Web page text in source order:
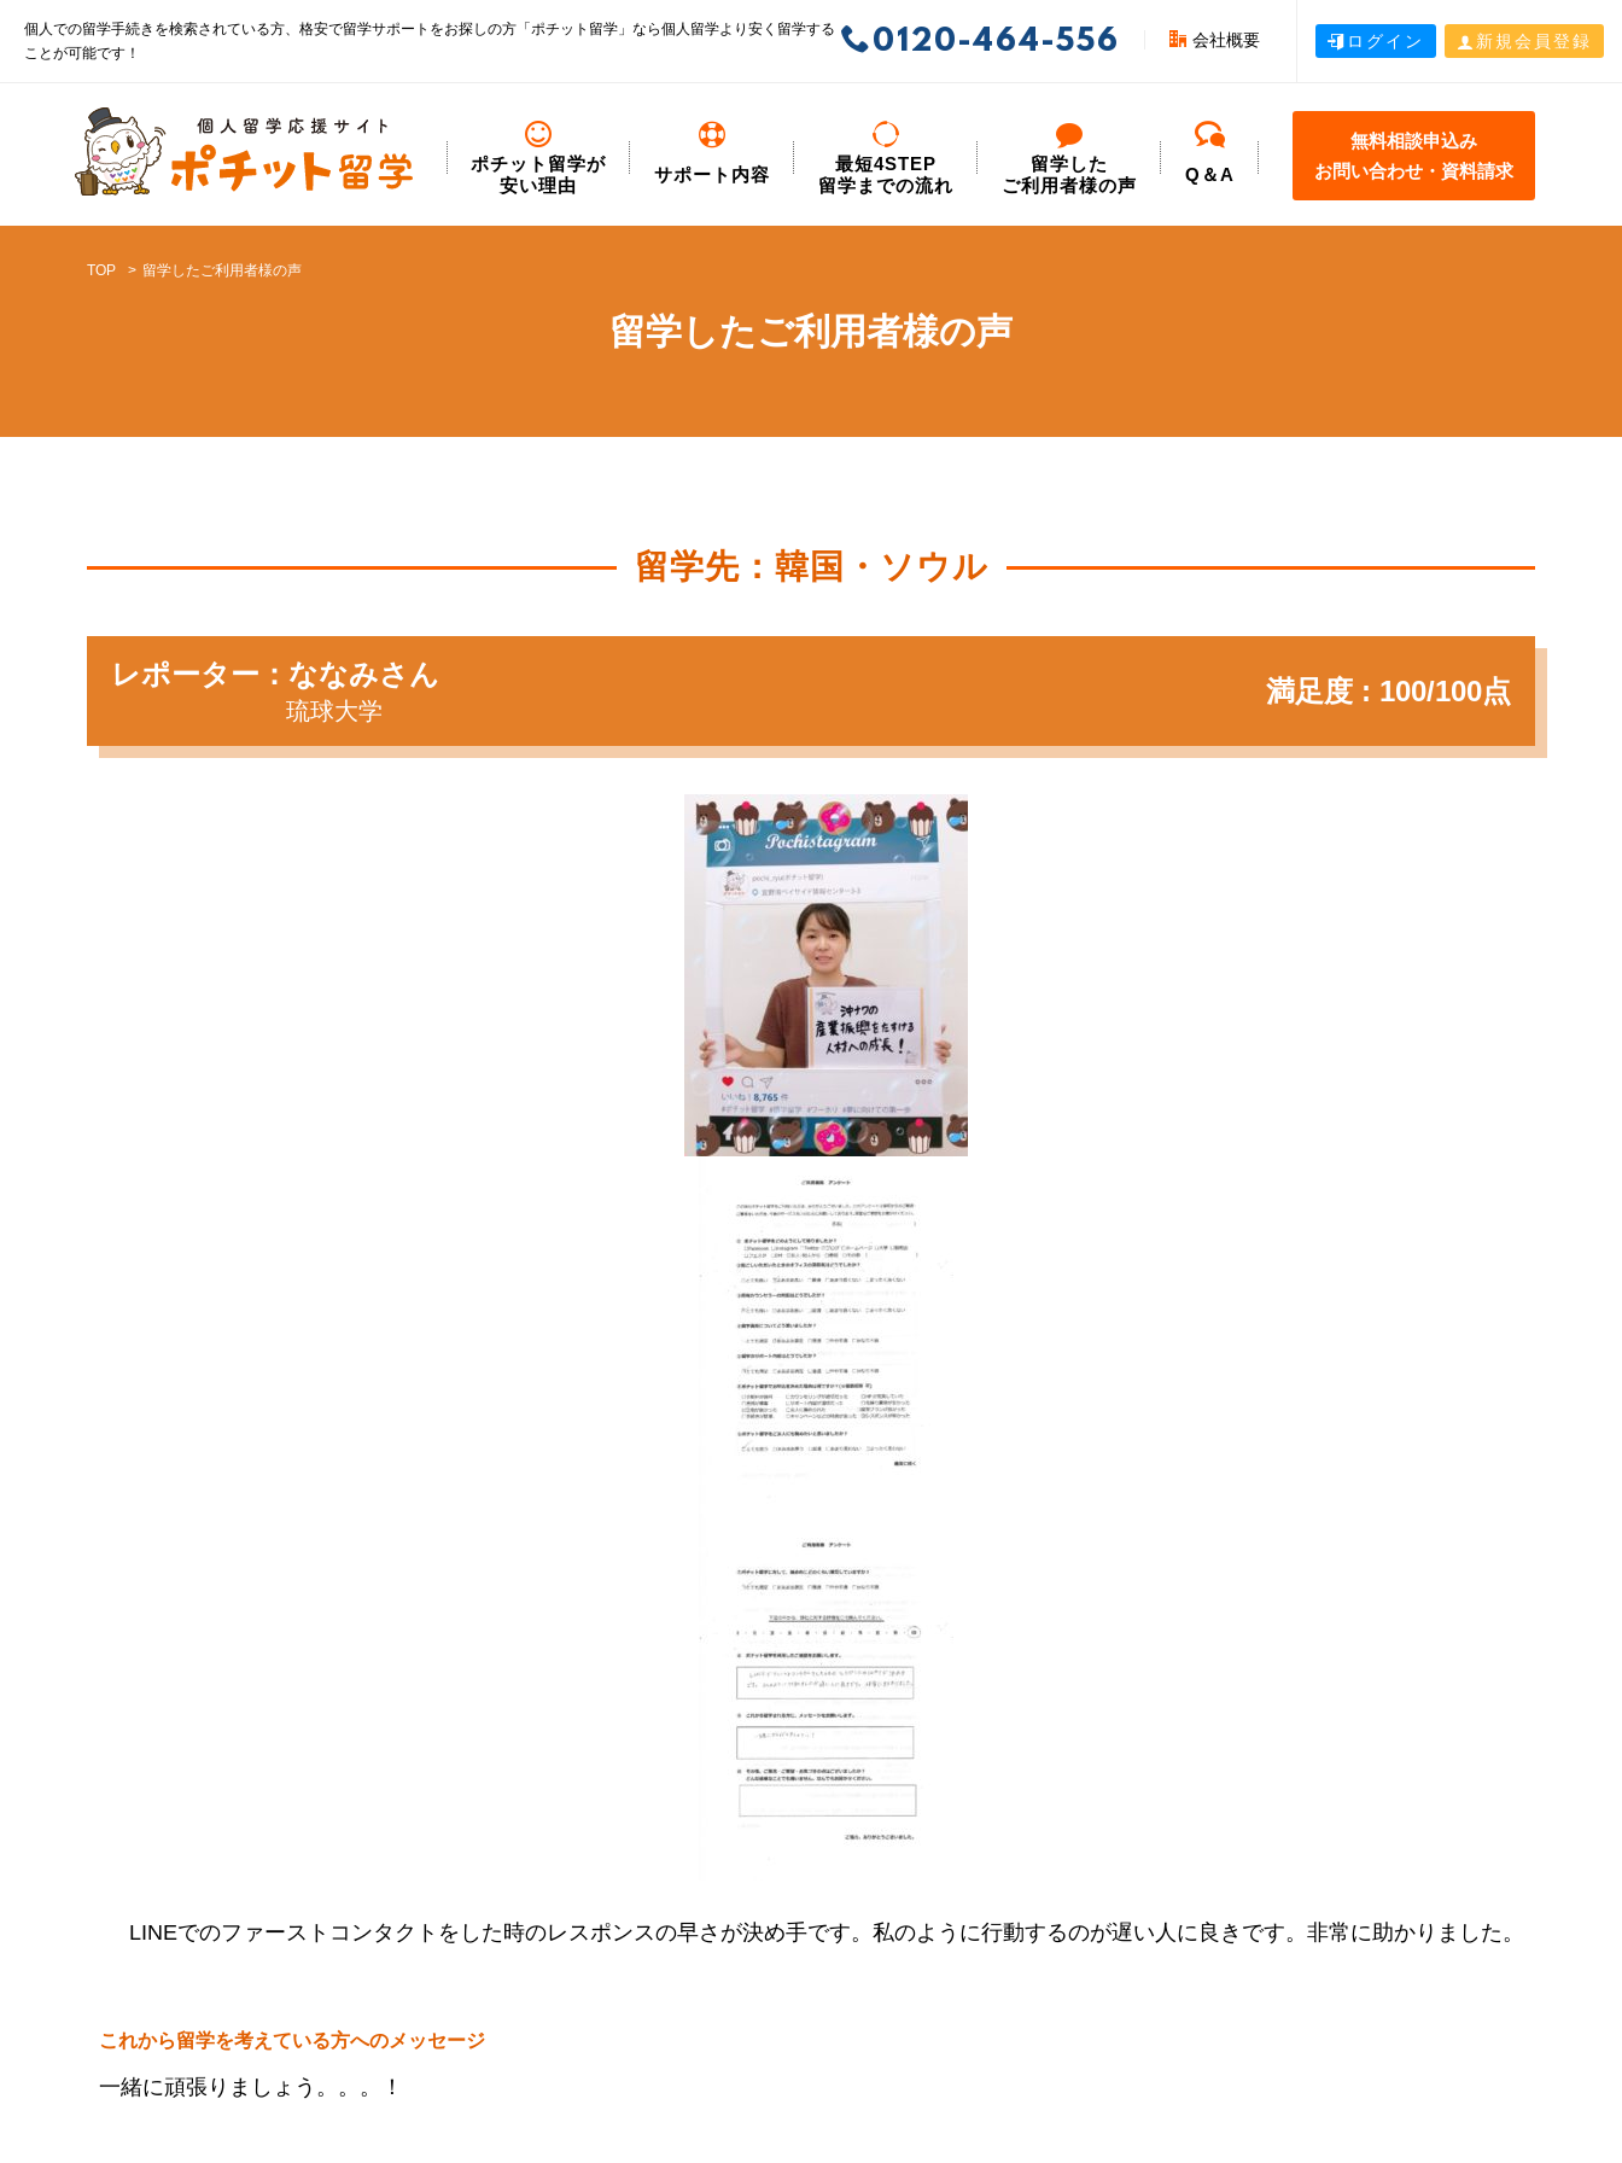
個人での留学手続きを検索されている方、格安で留学サポートをお探しの方「ポチット留学」なら個人留学より安く留学する
ことが可能です！
0120-464-556 会社概要 ログイン 新規会員登録
ポチット留学が
安い理由
サポート内容
最短4STEP
留学までの流れ
留学した
ご利用者様の声
Q＆A
無料相談申込み
お問い合わせ・資料請求
TOP 留学したご利用者様の声
留学したご利用者様の声
留学先：韓国・ソウル
レポーター：ななみさん
琉球大学
満足度 : 100/100点
LINEでのファーストコンタクトをした時のレスポンスの早さが決め手です。私のように行動するのが遅い人に良きです。非常に助かりました。
これから留学を考えている方へのメッセージ
一緒に頑張りましょう。。。！